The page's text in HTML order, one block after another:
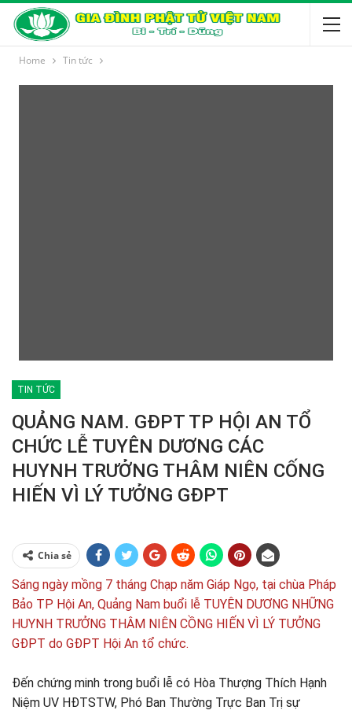
Home Tin tức
TIN TỨC
QUẢNG NAM. GĐPT TP HỘI AN TỔ
CHỨC LỄ TUYÊN DƯƠNG CÁC
HUYNH TRƯỞNG THÂM NIÊN CỐNG
HIẾN VÌ LÝ TƯỞNG GĐPT
Chia sẻ
Sáng ngày mồng 7 tháng Chạp năm Giáp Ngọ, tại chùa Pháp
Bảo TP Hội An, Quảng Nam buổi lễ TUYÊN DƯƠNG NHỮNG
HUYNH TRƯỞNG THÂM NIÊN CỒNG HIẾN VÌ LÝ TƯỞNG
GĐPT do GĐPT Hội An tổ chức.
Đến chứng minh trong buổi lễ có Hòa Thượng Thích Hạnh
Niệm UV HĐTSTW, Phó Ban Thường Trực Ban Trị sự